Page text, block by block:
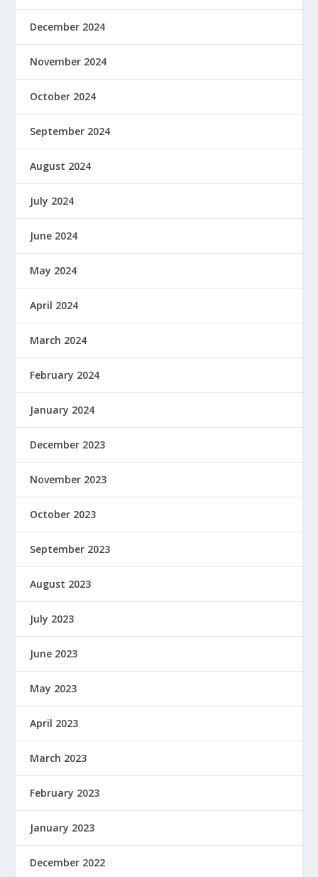
December 2024
November 2024
October 2024
September 2024
August 2024
July 2024
June 2024
May 2024
April 2024
March 2024
February 2024
January 2024
December 2023
November 2023
October 2023
September 2023
August 2023
July 2023
June 2023
May 2023
April 2023
March 2023
February 2023
January 2023
December 2022